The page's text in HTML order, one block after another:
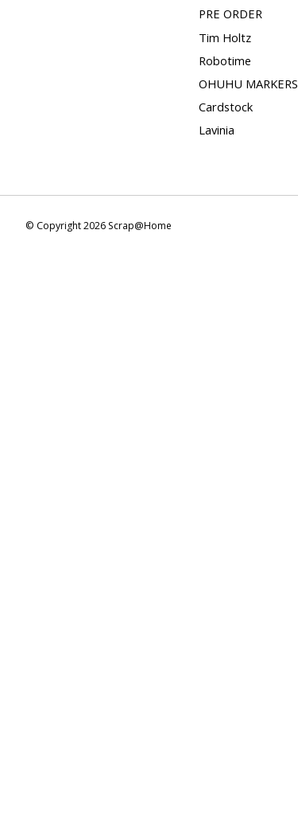
PRE ORDER
Tim Holtz
Robotime
OHUHU MARKERS
Cardstock
Lavinia
© Copyright 2026 Scrap@Home